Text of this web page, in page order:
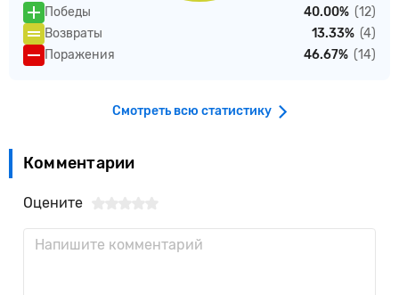
Победы 40.00% (12)
Возвраты
13.33% (4)
Поражения
46.67% (14)
Смотреть всю статистику
Комментарии
Оцените